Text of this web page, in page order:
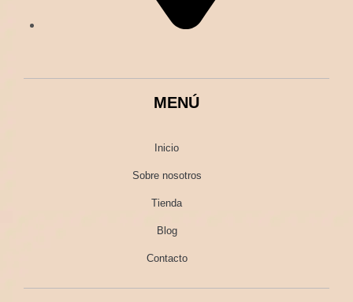
MENÚ
Inicio
Sobre nosotros
Tienda
Blog
Contacto